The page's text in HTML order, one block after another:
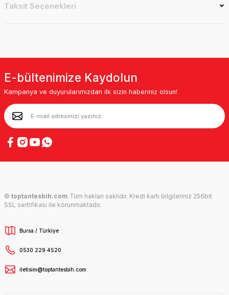
Taksit Seçenekleri
E-bültenimize Kaydolun
Kampanya ve duyurularımızdan ilk sizin haberiniz olsun!
© toptantesbih.com Tüm hakları saklıdır. Kredi kartı bilgileriniz 256bit
SSL sertifikası ile korunmaktadır.
Bursa / Türkiye
0530 229 4520
iletisim@toptantesbih.com